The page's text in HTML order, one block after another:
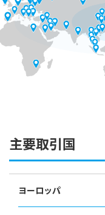
主要取引国
ヨーロッパ